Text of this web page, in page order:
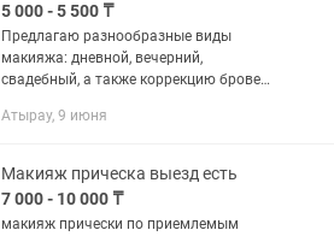
5 000 - 5 500 ₸
Предлагаю разнообразные виды
макияжа: дневной, вечерний,
свадебный, а также коррекцию бровей.
ваши пожелания. Запись заранее
Атырау, 9 июня
Макияж прическа выезд есть
7 000 - 10 000 ₸
макияж прически по приемлемым